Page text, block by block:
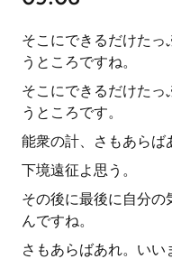
そこにできるだけたっ
うところですね。
そこにできるだけたっ
うところです。
能衆の計、さもあらば
下境遠征よ思う。
その後に最後に自分の
んですね。
さもあらばあれ。いい